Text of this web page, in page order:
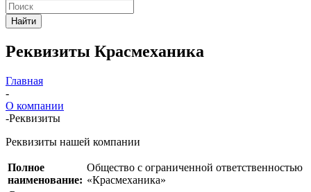
Найти
Реквизиты Красмеханика
Главная
-
О компании
-Реквизиты
Реквизиты нашей компании
Полное
наименование:
Общество с ограниченной ответственностью
«Красмеханика»